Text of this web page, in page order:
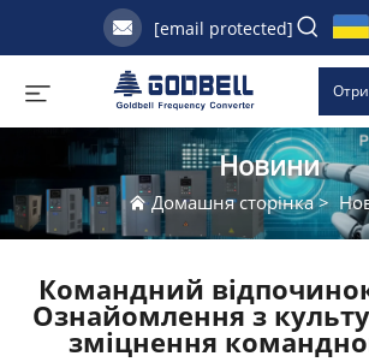
[email protected]
Новини
Домашня сторінка>
Командний
Ознайомлення з
зміцнення